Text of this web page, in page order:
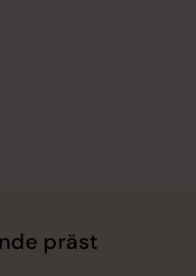
präst